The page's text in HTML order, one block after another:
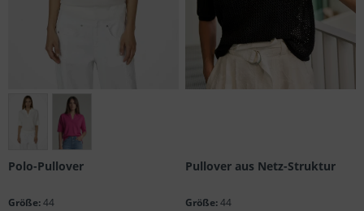
Größen: 34, 36, 40, 42, 44
Polo-Pullover
Größe:44
Pullover aus Netz-Struktur
Größe:44